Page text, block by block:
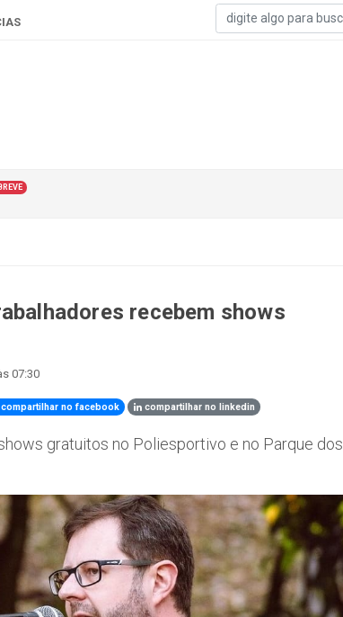
recebem shows
07:30
no facebook compartilhar no linkedin
gratuitos no Poliesportivo e no Parque dos